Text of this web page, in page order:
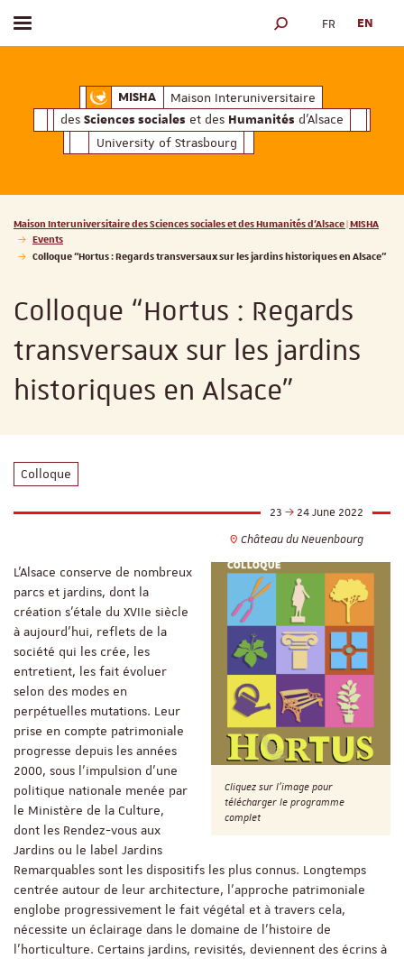
MISHAMaison Interuniversitaire des
Maison Interuniversitaire
des Sciences sociales et des Humanités d'Alsace
University of Strasbourg
Toggle menu SEARCH ENGINE
FR EN
Vous êtes ici :
Maison Interuniversitaire des Sciences sociales et des Humanités d'Alsace | MISHA
Events
Colloque “Hortus : Regards transversaux sur les jardins historiques en Alsace”
Colloque “Hortus : Regards
transversaux sur les jardins
historiques en Alsace”
Colloque
23
24 June 2022
Château du Neuenbourg
Cliquez sur l'image pour
télécharger le programme
complet
L’Alsace conserve de nombreux
parcs et jardins, dont la
création s’étale du XVIIe siècle
à aujourd’hui, reflets de la
société qui les crée, les
entretient, les fait évoluer
selon des modes en
perpétuelles mutations. Leur
prise en compte patrimoniale
progresse depuis les années
2000, sous l’impulsion d’une
politique nationale menée par
le Ministère de la Culture,
dont les Rendez-vous aux
Jardins ou le label Jardins
Remarquables sont les dispositifs les plus connus. Longtemps
centrée autour de leur architecture, l’approche patrimoniale
englobe progressivement le fait végétal et à travers cela,
nécessite un éclairage dans le domaine de l’histoire de
l’horticulture. Certains jardins, revisités, deviennent des écrins à